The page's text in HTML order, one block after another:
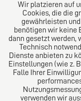
Über uns
Das Kanzlei-
Welt. Für den
Folgen Sie uns auf
Wir platzieren auf
Cookies, die die
gewährleisten
benötigen wir keine
dann gesetzt werden,
Technisch
Dienste anbieten zu
Einstellungen (wie z.
Falle Ihrer
verwenden wir